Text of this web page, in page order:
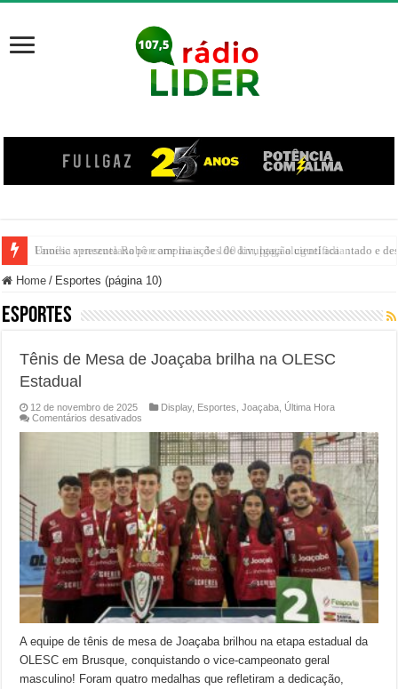
Família venezuelana percorre mais de 100 km, paga aluguel adiantado e
Home / Esportes (página 10)
Esportes
Tênis de Mesa de Joaçaba brilha na OLESC
Estadual
12 de novembro de 2025 Display, Esportes ,Joaçaba Última Hora
Comentários desativados
Mesa
Joaçaba
brilha
na
OLESC
Estadual
A equipe de tênis de mesa de Joaçaba brilhou na etapa estadual da
OLESC em Brusque, conquistando o vice-campeonato geral
masculino! Foram quatro medalhas que refletiram a dedicação,